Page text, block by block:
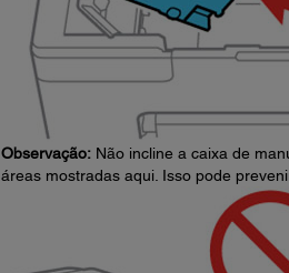
Observação:Não incline a caixa de
áreas mostradas aqui. Isso pode